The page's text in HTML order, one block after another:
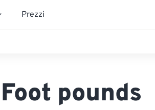
Prezzi
pounds